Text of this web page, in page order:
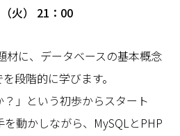
火） 21：00
材に、データベースの基本概念
段階的に学びます。
？」という初歩からスタート
動かしながら、MySQLとPHP